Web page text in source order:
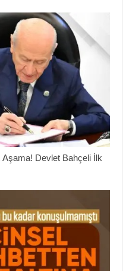
Aşama! Devlet Bahçeli İlk